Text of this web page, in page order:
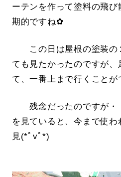
ーテンを作って塗料の飛
期的ですね✿
この日は屋根の塗装の
ても見たかったのですが
て、一番上まで行くことが
残念だったのですが・
を見ていると、今まで使
見(*ﾟvﾟ*)